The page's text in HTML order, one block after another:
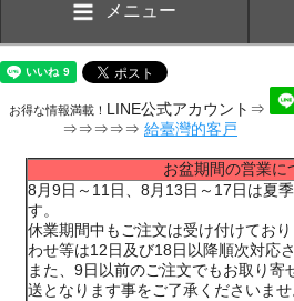
メニュー
お得な情報満載！ LINE公式アカウント⇒
⇒⇒⇒⇒⇒ 給臺灣的客戸
お盆期間の営業に
8月9日～11日、8月13日～17日は夏
す。
休業期間中もご注文は受け付けてお
わせ等は12日及び18日以降順次対応
また、9日以前のご注文でもお取り寄
送となります事をご了承くださいませ